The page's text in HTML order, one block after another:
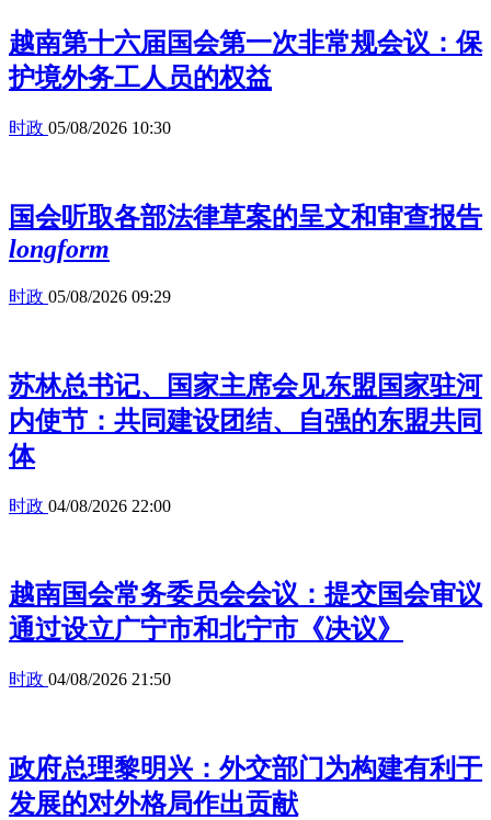
越南第十六届国会第一次非常规会议：保
护境外务工人员的权益
时政 05/08/2026 10:30
国会听取各部法律草案的呈文和审查报告
longform
时政 05/08/2026 09:29
苏林总书记、国家主席会见东盟国家驻河
内使节：共同建设团结、自强的东盟共同
体
时政 04/08/2026 22:00
越南国会常务委员会会议：提交国会审议
通过设立广宁市和北宁市《决议》
时政 04/08/2026 21:50
政府总理黎明兴：外交部门为构建有利于
发展的对外格局作出贡献